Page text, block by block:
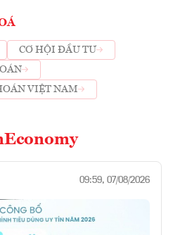
CƠ HỘI ĐẦU TƯ
VIỆT NAM
09:59, 07/08/2026